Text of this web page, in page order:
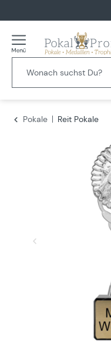
Pokale Reit Pokale